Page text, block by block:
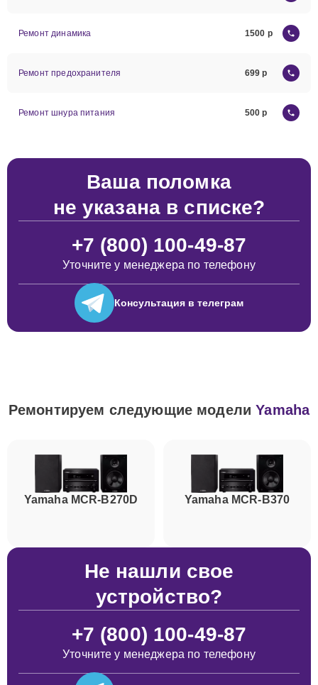
Ремонт динамика 1500
Ремонт предохранителя 699
Ремонт шнура питания 500
Ваша поломка
не указана в списке?
+7 (800) 100-49-87
Уточните у менеджера по телефону
Консультация в телеграм
Ремонтируем следующие моделиYamaha
Yamaha MCR-B270D Yamaha MCR-B370
Не нашли свое
устройство?
+7 (800) 100-49-87
Уточните у менеджера по телефону